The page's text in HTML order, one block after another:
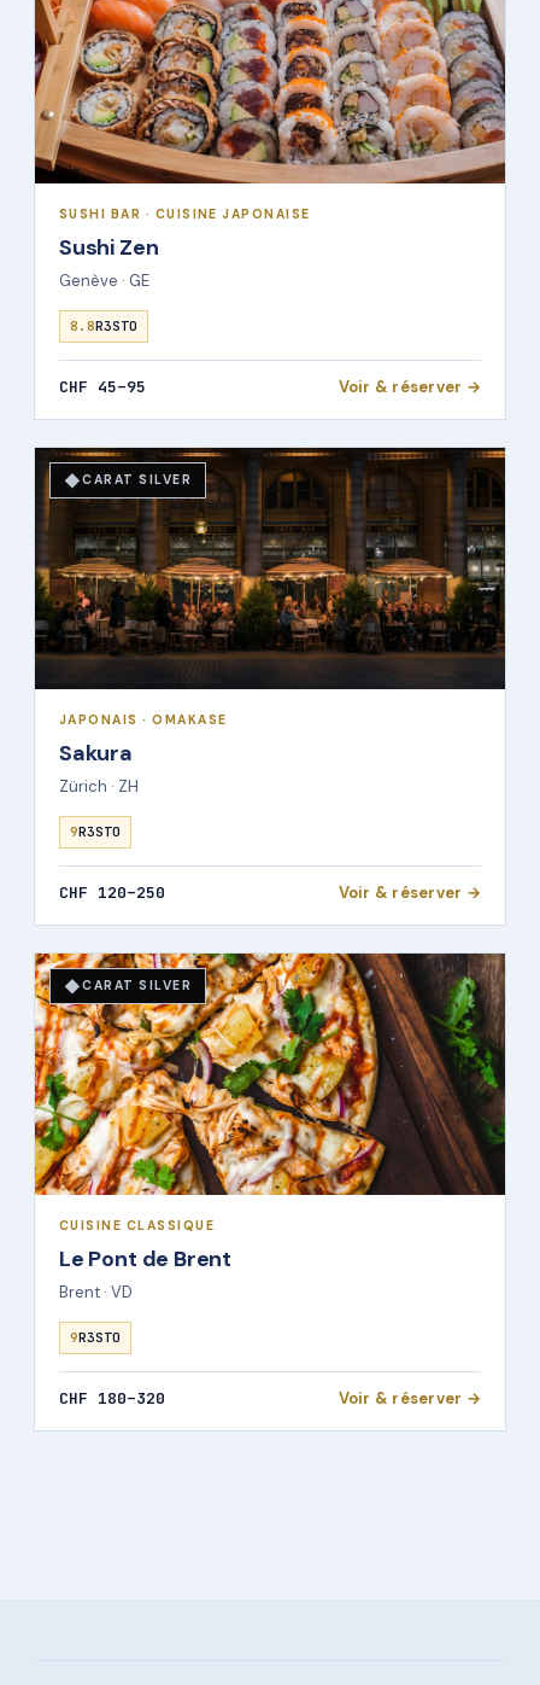
SUSHI BAR · CUISINE JAPONAISE
Sushi Zen
Genève · GE
8.8R3STO
CHF 45–95 Voir & réserver →
◆CARAT SILVER
JAPONAIS · OMAKASE
Sakura
Zürich · ZH
9R3STO
CHF 120–250 Voir & réserver →
◆CARAT SILVER
CUISINE CLASSIQUE
Le Pont de Brent
Brent · VD
9R3STO
CHF 180–320 Voir & réserver →